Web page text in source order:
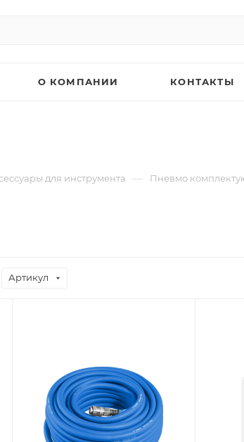
О КОМПАНИИ КОНТАКТЫ
для инструмента — Пневмо
Артикул